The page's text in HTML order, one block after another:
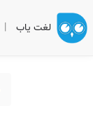
لغت یاب |